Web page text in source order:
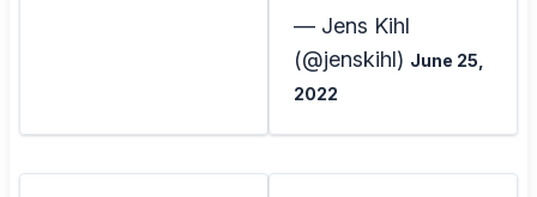
— Jens Kihl
(@jenskihl) June 25,
2022